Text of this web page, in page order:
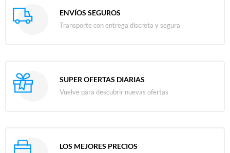
ENVÍOS SEGUROS
Transporte con entrega discreta y segura
SUPER OFERTAS DIARIAS
Vuelve para descubrir nuevas ofertas
LOS MEJORES PRECIOS